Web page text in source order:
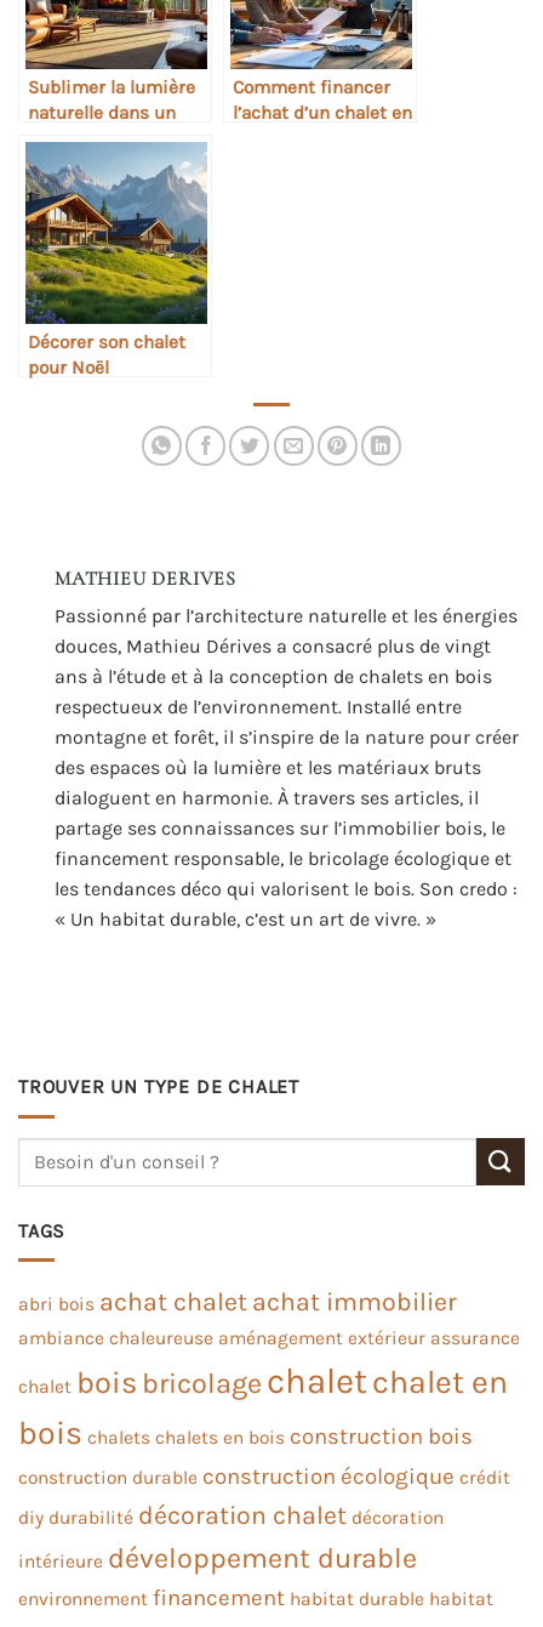
Sublimer la lumière
naturelle dans un
chalet bois
Comment financer
l’achat d’un chalet en
Décorer son chalet
pour Noël
MATHIEU DERIVES
Passionné par l’architecture naturelle et les énergies
douces, Mathieu Dérives a consacré plus de vingt
ans à l’étude et à la conception de chalets en bois
respectueux de l’environnement. Installé entre
montagne et forêt, il s’inspire de la nature pour créer
des espaces où la lumière et les matériaux bruts
dialoguent en harmonie. À travers ses articles, il
partage ses connaissances sur l’immobilier bois, le
financement responsable, le bricolage écologique et
les tendances déco qui valorisent le bois. Son credo :
« Un habitat durable, c’est un art de vivre. »
TROUVER UN TYPE DE CHALET
TAGS
abri bois achat chalet achat immobilier
ambiance chaleureuse aménagement extérieur assurance
chalet bois bricolage chaletchalet en
bois chalets chalets en bois construction bois
construction durable construction écologique crédit
diy durabilité décoration chalet décoration
intérieure développement durable
environnement financement habitat durable habitat